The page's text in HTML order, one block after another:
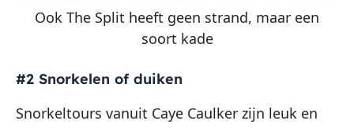
Ook The Split heeft geen strand, maar een
soort kade
#2 Snorkelen of duiken
Snorkeltours vanuit Caye Caulker zijn leuk en